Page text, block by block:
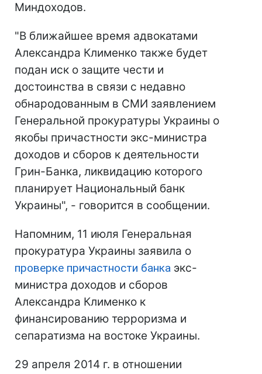
Миндоходов.
"В ближайшее время адвокатами
Александра Клименко также будет
подан иск о защите чести и
достоинства в связи с недавно
обнародованным в СМИ заявлением
Генеральной прокуратуры Украины о
якобы причастности экс-министра
доходов и сборов к деятельности
Грин-Банка, ликвидацию которого
планирует Национальный банк
Украины", - говорится в сообщении.
Напомним, 11 июля Генеральная
прокуратура Украины заявила о
проверке причастности банка экс-
министра доходов и сборов
Александра Клименко к
финансированию терроризма и
сепаратизма на востоке Украины.
29 апреля 2014 г. в отношении